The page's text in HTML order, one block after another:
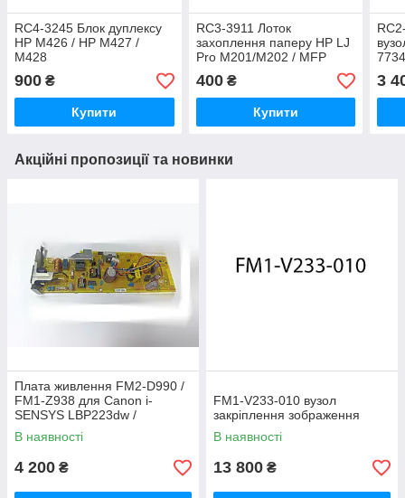
RC4-3245 Блок дуплексу
HP M426 / HP M427 /
M428
900 ₴
Купити
RC3-3911 Лоток
захоплення паперу HP LJ
Pro M201/M202 / MFP
M225/ M226
400₴
Купити
3
Акційні пропозиції та новинки
Плата живлення FM2-D990 /
FM1-Z938 для Canon i-
SENSYS LBP223dw /
LBP214dw
В наявності
4 200 ₴
FM1‑V233‑010 вузол
закріплення зображення
В наявності
13 800 ₴